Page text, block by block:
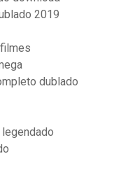
2019
dublado